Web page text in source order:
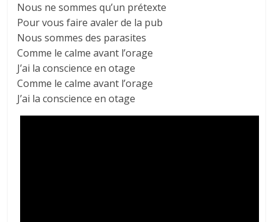
Nous ne sommes qu’un prétexte
Pour vous faire avaler de la pub
Nous sommes des parasites
Comme le calme avant l’orage
J’ai la conscience en otage
Comme le calme avant l’orage
J’ai la conscience en otage